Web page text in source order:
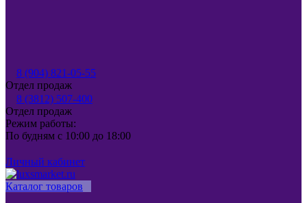
8 (904) 821-05-55
Отдел продаж
8 (3812) 507-400
Отдел продаж
Режим работы:
По будням с 10:00 до 18:00
Личный кабинет
Каталог товаров